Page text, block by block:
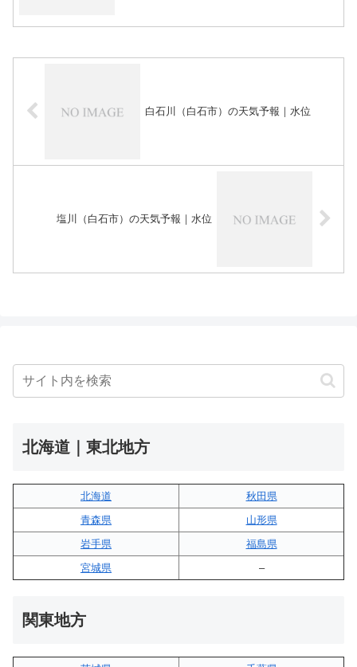
白石川（白石市）の天気予報｜水位
塩川（白石市）の天気予報｜水位
北海道｜東北地方
北海道
秋田県
青森県
山形県
岩手県
福島県
宮城県
–
関東地方